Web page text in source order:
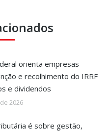
orienta empresas
e recolhimento do IRRF
e dividendos
2026
é sobre gestão,